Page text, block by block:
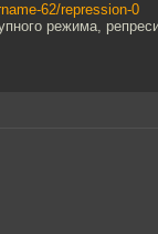
62/repression-0
режима,